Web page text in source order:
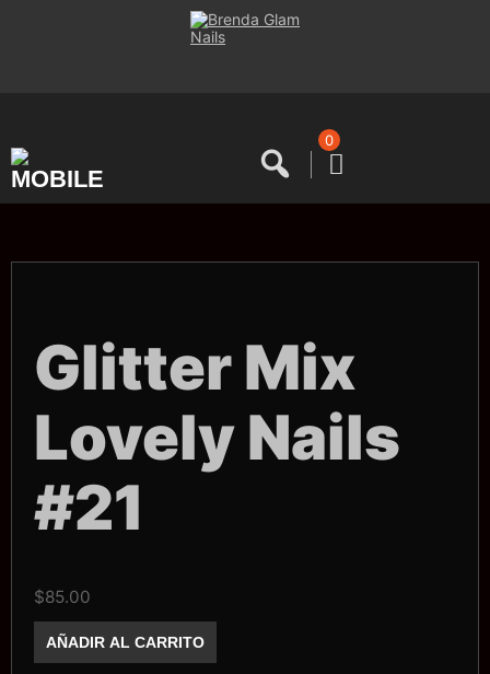
0
Glitter Mix
Lovely Nails
#21
$85.00
Mix
Lovely
AÑADIR AL CARRITO